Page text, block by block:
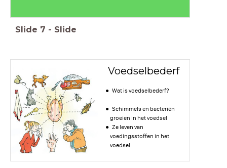
Slide 7 - Slide
Voedselbederf
Wat is voedselbederf?
Schimmels en bacteriën
groeien in het voedsel
Ze leven van
voedingsstoffen in het
voedsel